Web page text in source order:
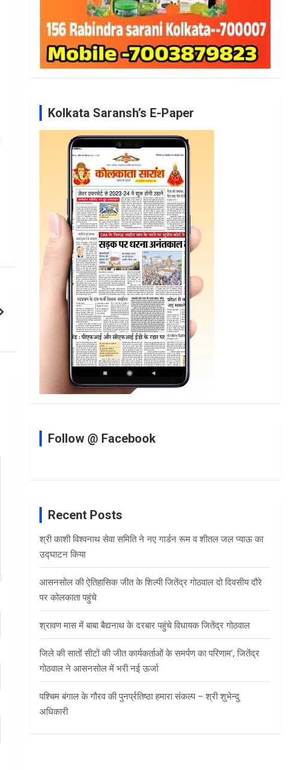
Kolkata Saransh’s E-Paper
Follow @ Facebook
Recent Posts
श्री काशी विश्वनाथ सेवा समिति ने नए गार्डन रूम व शीतल जल प्याऊ का
उद्घाटन किया
आसनसोल की ऐतिहासिक जीत के शिल्पी जितेंद्र गोठवाल दो दिवसीय दौरे
पर कोलकाता पहुंचे
श्रावण मास में बाबा बैद्यनाथ के दरबार पहुंचे विधायक जितेंद्र गोठवाल
जिले की सातों सीटों की जीत कार्यकर्ताओं के समर्पण का परिणाम’, जितेंद्र
गोठवाल ने आसनसोल में भरी नई ऊर्जा
पश्चिम बंगाल के गौरव की पुनर्प्रतिष्ठा हमारा संकल्प – श्री शुभेन्दु
अधिकारी